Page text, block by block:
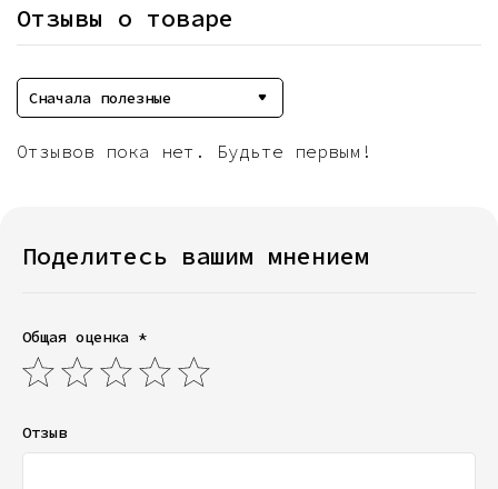
Отзывы о товаре
Сначала полезные
Отзывов пока нет. Будьте первым!
Поделитесь вашим мнением
Общая оценка *
Отзыв